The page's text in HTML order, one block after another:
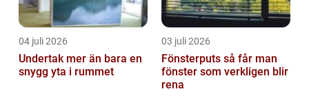
04 juli 2026
Undertak mer än bara en
snygg yta i rummet
03 juli 2026
Fönsterputs så får man
fönster som verkligen blir
rena